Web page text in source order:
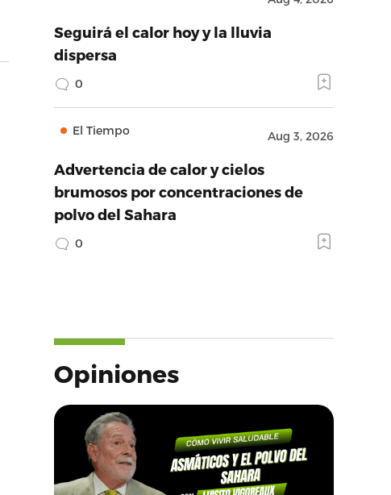
Seguirá el calor hoy y la lluvia
dispersa
0
El Tiempo Aug 3, 2026
Advertencia de calor y cielos
brumosos por concentraciones de
polvo del Sahara
0
Opiniones